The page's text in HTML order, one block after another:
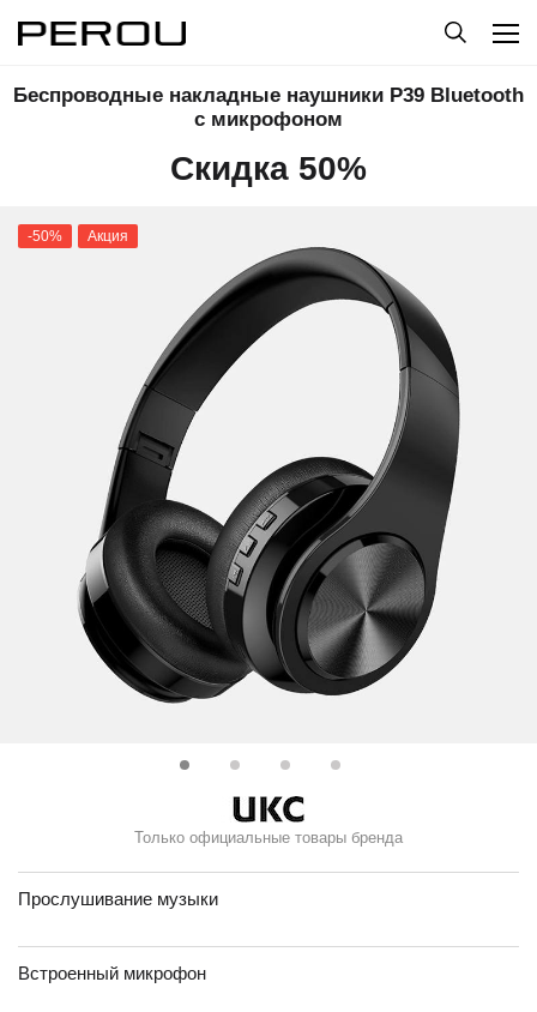
Беспроводные накладные наушники P39 Bluetooth
с микрофоном
Скидка 50%
-50% Акция
Только официальные товары бренда
Прослушивание музыки
Встроенный микрофон